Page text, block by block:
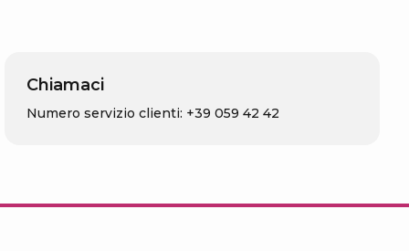
Chiamaci
Numero servizio clienti: +39 059 42 42